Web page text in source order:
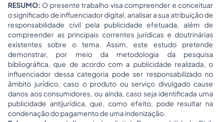
RESUMO: O presente trabalho visa compreender e conceituar
o significado de influenciador digital, analisar a sua atribuição de
responsabilidade civil pela publicidade efetuada, além de
compreender as principais correntes jurídicas e doutrinárias
existentes sobre o tema. Assim, este estudo pretende
demonstrar, por meio da metodologia da pesquisa
bibliográfica, que de acordo com a publicidade realizada, o
influenciador dessa categoria pode ser responsabilizado no
âmbito jurídico, caso o produto ou serviço divulgado cause
danos aos consumidores, ou ainda, caso seja identificada uma
publicidade antijurídica, que, como efeito, pode resultar na
condenação do pagamento de uma indenização.